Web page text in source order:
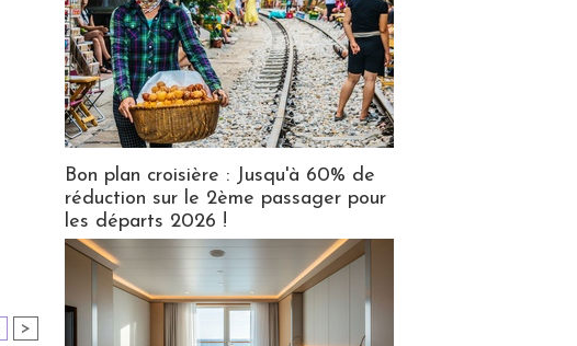
>
Bon plan croisière : Jusqu'à 60% de
réduction sur le 2ème passager pour
les départs 2026 !